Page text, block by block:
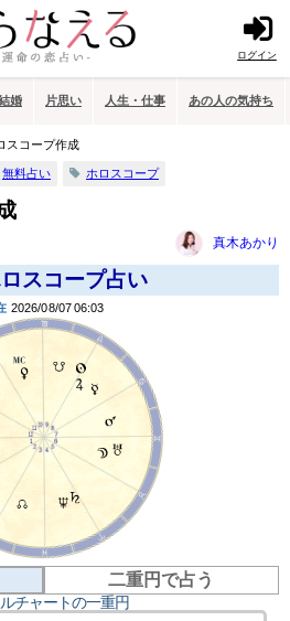
ログイン
婚 片思い 人生・仕事 あの人の気持ち
スコープ作成
無料占い ホロスコープ
真木あかり
スコープ占い
2026/08/07 06:03
二重円で占う
チャートの一重円